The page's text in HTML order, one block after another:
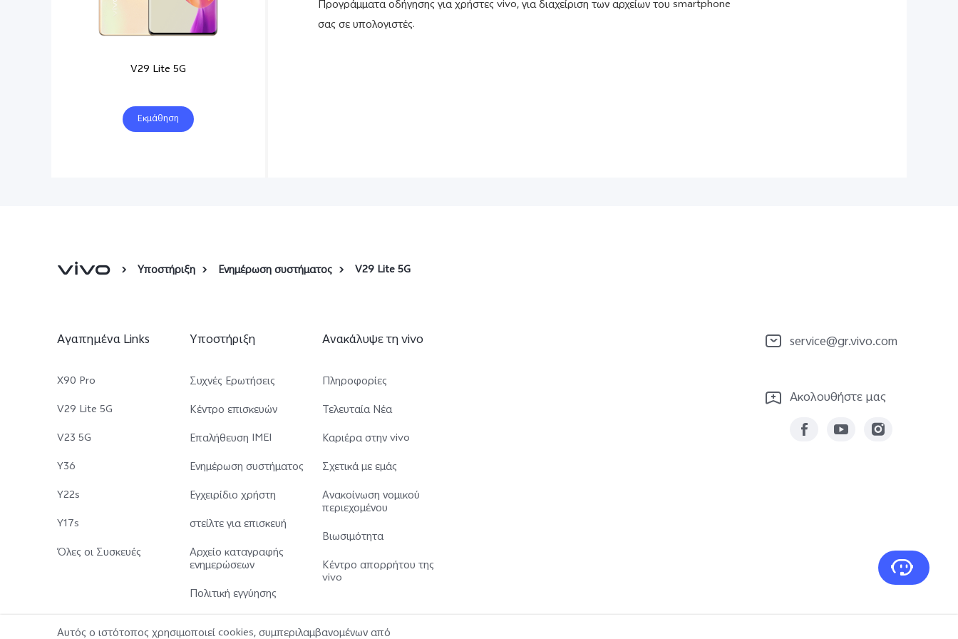
V29 Lite 5G
Εκμάθηση
Προγράμματα οδήγησης για χρήστες vivo, για διαχείριση των αρχείων του smartphone
σας σε υπολογιστές.
Υποστήριξη Ενημέρωση συστήματος V29 Lite 5G
Αγαπημένα Links
X90 Pro
V29 Lite 5G
V23 5G
Y36
Y22s
Y17s
Όλες οι Συσκευές
Υποστήριξη
Συχνές Ερωτήσεις
Κέντρο επισκευών
Επαλήθευση IMEI
Ενημέρωση συστήματος
Εγχειρίδιο χρήστη
στείλτε για επισκευή
Αρχείο καταγραφής
ενημερώσεων
Πολιτική εγγύησης
Ανακάλυψε τη vivo
Πληροφορίες
Τελευταία Νέα
Καριέρα στην vivo
Σχετικά με εμάς
Ανακοίνωση νομικού
περιεχομένου
Βιωσιμότητα
Κέντρο απορρήτου της
vivo
service@gr.vivo.com
Ακολουθήστε μας
Αυτός ο ιστότοπος χρησιμοποιεί cookies, συμπεριλαμβανομένων από